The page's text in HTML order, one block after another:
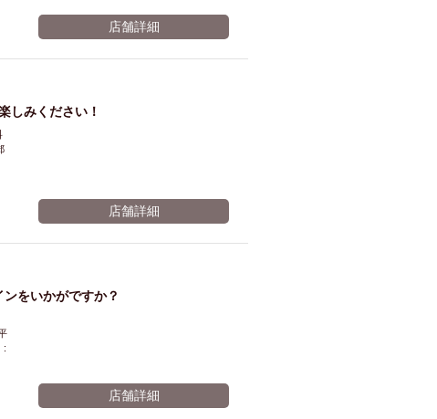
30分
※有効期限2026年11月06日まで
店舗詳細
しみください！
店舗詳細
をいかがですか？
:
店舗詳細